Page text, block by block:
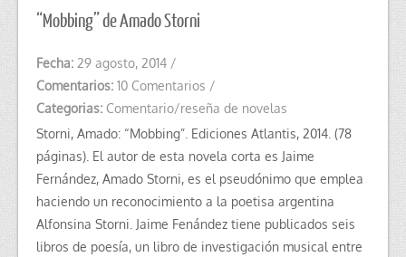
“Mobbing” de Amado Storni
Fecha: 29 agosto, 2014 /
Comentarios: 10 Comentarios /
Categorias: Comentario/reseña de novelas
Storni, Amado: “Mobbing”. Ediciones Atlantis, 2014. (78
páginas). El autor de esta novela corta es Jaime
Fernández, Amado Storni, es el pseudónimo que emplea
haciendo un reconocimiento a la poetisa argentina
Alfonsina Storni. Jaime Fenández tiene publicados seis
libros de poesía, un libro de investigación musical entre